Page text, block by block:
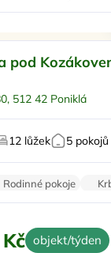
pod
512 42 Poniklá
12 lůžek 5 pokojů
Rodinné pokoje
Pračka
objekt/týden